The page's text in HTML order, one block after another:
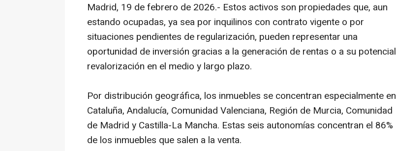
Madrid, 19 de febrero de 2026.- Estos activos son propiedades que, aun
estando ocupadas, ya sea por inquilinos con contrato vigente o por
situaciones pendientes de regularización, pueden representar una
oportunidad de inversión gracias a la generación de rentas o a su potencial
revalorización en el medio y largo plazo.
Por distribución geográfica, los inmuebles se concentran especialmente en
Cataluña, Andalucía, Comunidad Valenciana, Región de Murcia, Comunidad
de Madrid y Castilla-La Mancha. Estas seis autonomías concentran el 86%
de los inmuebles que salen a la venta.